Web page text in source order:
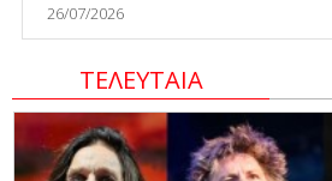
26/07/2026
ΤΕΛΕΥΤΑΙΑ